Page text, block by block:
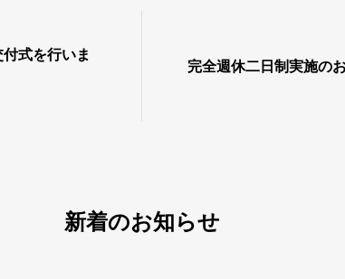
式を行いま
完全週休二日制実施の
新着のお知らせ